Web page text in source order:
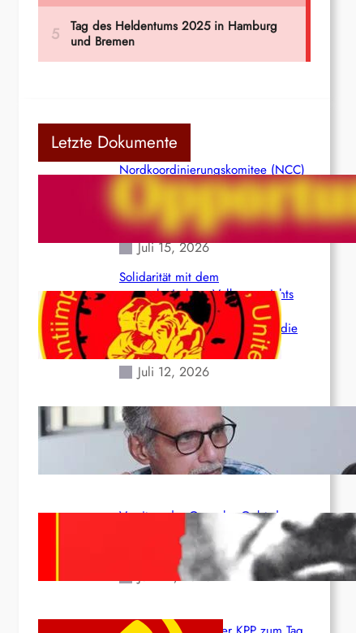
Letzte Dokumente
Nordkoordinierungskomitee (NCC)
der Kommunistischen Partei Indiens
(Maoistisch): Postmoderner
Opportunismus
Juli 15, 2026
Solidarität mit dem
venezolanischem Volk angesichts
der verlorenen Leben und der
katastrophalen Situation durch die
Erdbeben des 24. Juni!
Juli 12, 2026
Indien: „Die Politik der
Kapitulation“ von K. Murali (Ajith)
Juli 1, 2026
Vorsitzender Gonzalo: Gebt das
Leben für die Partei und die
Juni 19, 2026